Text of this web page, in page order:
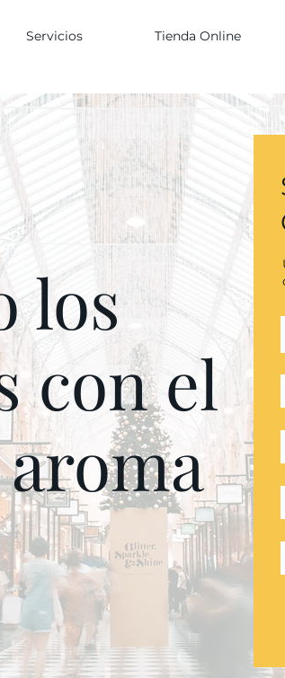
Servicios Tienda Online
los
con el